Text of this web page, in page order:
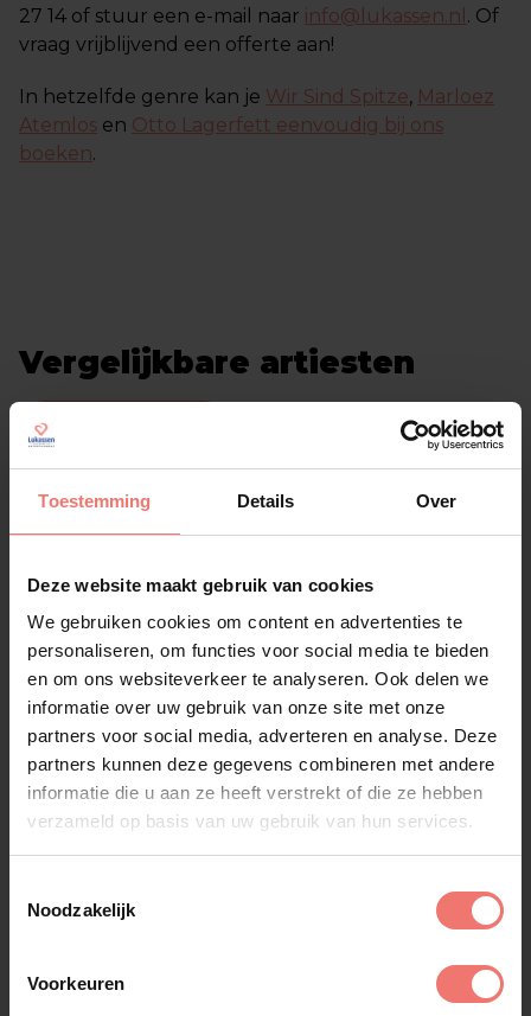
Toestemming Details Over
Deze website maakt gebruik van cookies
We gebruiken cookies om content en advertenties te
personaliseren, om functies voor social media te bieden
en om ons websiteverkeer te analyseren. Ook delen we
informatie over uw gebruik van onze site met onze
partners voor social media, adverteren en analyse. Deze
partners kunnen deze gegevens combineren met andere
informatie die u aan ze heeft verstrekt of die ze hebben
verzameld op basis van uw gebruik van hun services.
Noodzakelijk
Voorkeuren
27 14 of stuur een e-mail naar info@lukassen.nl . Of
vraag vrijblijvend een offerte aan!
In hetzelfde genre kan je Wir Sind Spitze, Marloez
Atemlos en Otto Lagerfett eenvoudig bij ons
boeken.
Vergelijkbare artiesten
Alle artiesten